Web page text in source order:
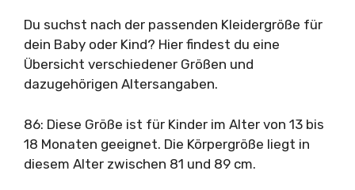
Du suchst nach der passenden Kleidergröße für
dein Baby oder Kind? Hier findest du eine
Übersicht verschiedener Größen und
dazugehörigen Altersangaben.
86: Diese Größe ist für Kinder im Alter von 13 bis
18 Monaten geeignet. Die Körpergröße liegt in
diesem Alter zwischen 81 und 89 cm.